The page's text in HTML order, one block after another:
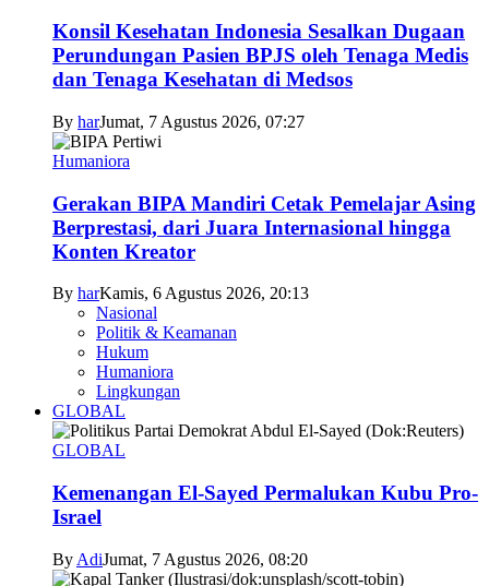
Konsil Kesehatan Indonesia Sesalkan Dugaan
Perundungan Pasien BPJS oleh Tenaga Medis
dan Tenaga Kesehatan di Medsos
By harJumat, 7 Agustus 2026, 07:27
Humaniora
Gerakan BIPA Mandiri Cetak Pemelajar Asing
Berprestasi, dari Juara Internasional hingga
Konten Kreator
By harKamis, 6 Agustus 2026, 20:13
Nasional
Politik & Keamanan
Hukum
Humaniora
Lingkungan
GLOBAL
GLOBAL
Kemenangan El-Sayed Permalukan Kubu Pro-
Israel
By AdiJumat, 7 Agustus 2026, 08:20